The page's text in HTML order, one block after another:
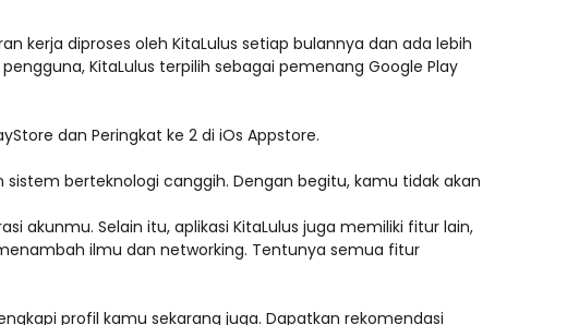
kerja diproses oleh KitaLulus setiap bulannya dan ada lebih
KitaLulus terpilih sebagai pemenang Google Play
dan Peringkat ke 2 di iOs Appstore.
berteknologi canggih. Dengan begitu, kamu tidak akan
akunmu. Selain itu, aplikasi KitaLulus juga memiliki fitur lain,
ilmu dan networking. Tentunya semua fitur
profil kamu sekarang juga. Dapatkan rekomendasi